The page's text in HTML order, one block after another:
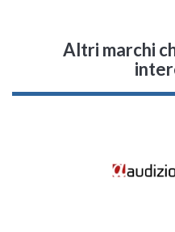
Altri marchi